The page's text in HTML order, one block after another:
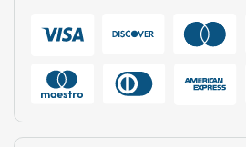
Deixe agir pelo tempo
enxágue abundantemente
produto. Finalize como de
Ficha Técnica: